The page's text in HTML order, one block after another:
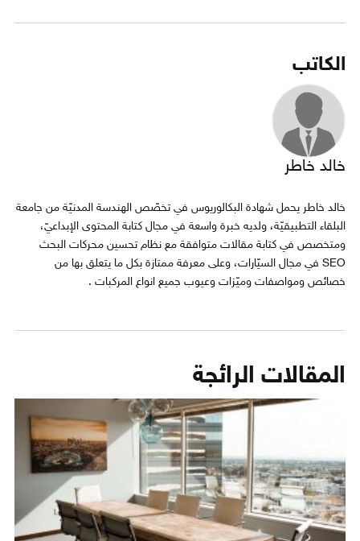
الكاتب
خالد خاطر
خالد خاطر يحمل شهادة البكالوريوس في تخصّص الهندسة المدنيّة من جامعة
البلقاء التطبيقيّة، ولديه خبرة واسعة في مجال كتابة المحتوى الإبداعيّ،
ومتخصص في كتابة مقالات متوافقة مع نظام تحسين محركات البحث
SEO في مجال السيّارات، وعلى معرفة ممتازة بكل ما يتعلق بها من
خصائص ومواصفات وميّزات وعيوب جميع انواع المركبات .
المقالات الرائجة